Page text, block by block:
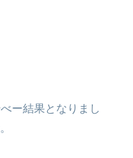
ー結果となりまし